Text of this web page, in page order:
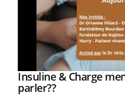
Youtube
Insuline & Charge
parler??Youtube